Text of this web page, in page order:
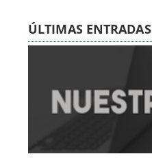
ÚLTIMAS ENTRADAS